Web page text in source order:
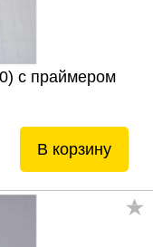
с праймером
В корзину